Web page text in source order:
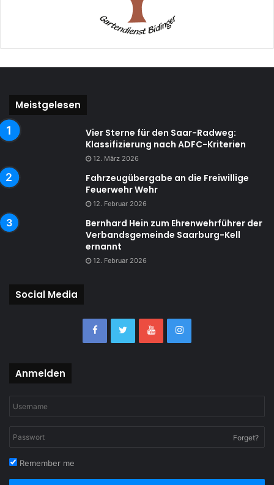
Meistgelesen
Vier Sterne für den Saar-Radweg:
Klassifizierung nach ADFC-Kriterien
12. März 2026
Fahrzeugübergabe an die Freiwillige
Feuerwehr Wehr
12. Februar 2026
Bernhard Hein zum Ehrenwehrführer der
Verbandsgemeinde Saarburg-Kell
ernannt
12. Februar 2026
Social Media
Anmelden
Forget?
Remember me